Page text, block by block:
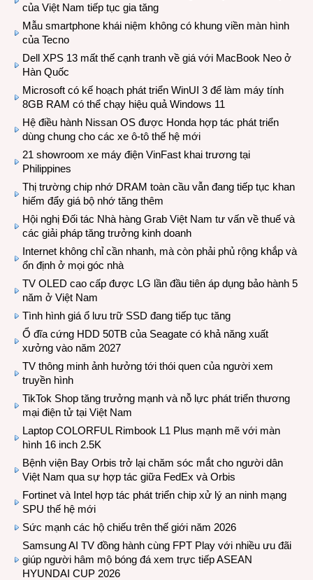
của Việt Nam tiếp tục gia tăng
Mẫu smartphone khái niệm không có khung viền màn hình
của Tecno
Dell XPS 13 mất thế cạnh tranh về giá với MacBook Neo ở
Hàn Quốc
Microsoft có kế hoạch phát triển WinUI 3 để làm máy tính
8GB RAM có thể chạy hiệu quả Windows 11
Hệ điều hành Nissan OS được Honda hợp tác phát triển
dùng chung cho các xe ô-tô thế hệ mới
21 showroom xe máy điện VinFast khai trương tại
Philippines
Thị trường chip nhớ DRAM toàn cầu vẫn đang tiếp tục khan
hiếm đẩy giá bộ nhớ tăng thêm
Hội nghị Đối tác Nhà hàng Grab Việt Nam tư vấn về thuế và
các giải pháp tăng trưởng kinh doanh
Internet không chỉ cần nhanh, mà còn phải phủ rộng khắp và
ổn định ở mọi góc nhà
TV OLED cao cấp được LG lần đầu tiên áp dụng bảo hành 5
năm ở Việt Nam
Tình hình giá ổ lưu trữ SSD đang tiếp tục tăng
Ổ đĩa cứng HDD 50TB của Seagate có khả năng xuất
xưởng vào năm 2027
TV thông minh ảnh hưởng tới thói quen của người xem
truyền hình
TikTok Shop tăng trưởng mạnh và nỗ lực phát triển thương
mại điện tử tại Việt Nam
Laptop COLORFUL Rimbook L1 Plus mạnh mẽ với màn
hình 16 inch 2.5K
Bệnh viện Bay Orbis trở lại chăm sóc mắt cho người dân
Việt Nam qua sự hợp tác giữa FedEx và Orbis
Fortinet và Intel hợp tác phát triển chip xử lý an ninh mạng
SPU thế hệ mới
Sức mạnh các hộ chiếu trên thế giới năm 2026
Samsung AI TV đồng hành cùng FPT Play với nhiều ưu đãi
giúp người hâm mộ bóng đá xem trực tiếp ASEAN
HYUNDAI CUP 2026